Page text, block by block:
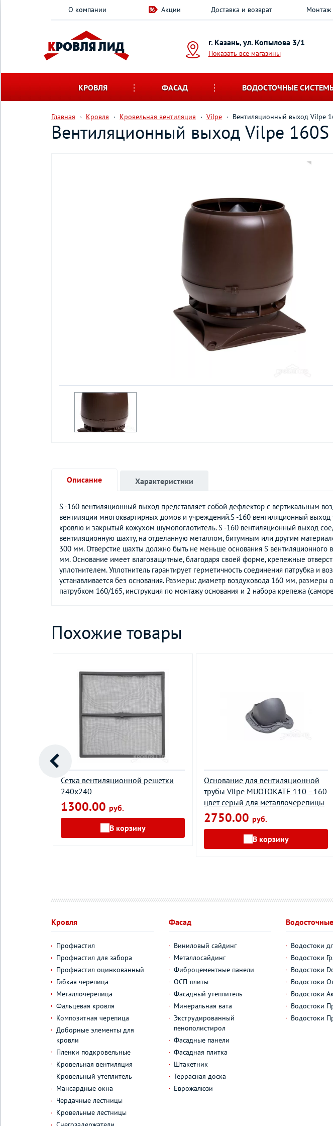
О компании Акции Доставка и возврат Монтаж
г. Казань, ул. Копылова 3/1
Показать все магазины
КРОВЛЯ ФАСАД ВОДОСТОЧНЫЕ
Главная Кровля Кровельная вентиляция Vilpe Вентиляционный выход Vilpe
Вентиляционный выход Vilpe
Описание
S -160 вентиляционный выход представляет собой дефлектор с вертикальным
вентиляции многоквартирных домов и учреждений.S -160 вентиляционный
кровлю и закрытый кожухом шумопоглотитель. S -160 вентиляционный выход
вентиляционную шахту, на отделанную металлом, битумным или другим
300 мм. Отверстие шахты должно быть не меньше основания S
мм. Основание имеет влагозащитные, благодаря своей форме, крепежные
уплотнителем. Уплотнитель гарантирует герметичность соединения патрубка и
устанавливается без основания. Размеры: диаметр воздуховода 160 мм,
патрубком 160/165, инструкция по монтажу основания и 2 набора крепежа
Характеристики
Похожие товары
Сетка вентиляционной решетки
240х240
1300.00 руб.
В корзину
Основание для вентиляционной
трубы Vilpe MUOTOKATE 110 –160
цвет серый для металлочерепицы
2750.00 руб.
В корзину
Кровля
Профнастил
Профнастил для забора
Профнастил оцинкованный
Гибкая черепица
Металлочерепица
Фальцевая кровля
Композитная черепица
Доборные элементы для
кровли
Пленки подкровельные
Кровельная вентиляция
Кровельный утеплитель
Мансардные окна
Чердачные лестницы
Кровельные лестницы
Фасад
Виниловый сайдинг
Металлосайдинг
Фиброцементные панели
ОСП-плиты
Фасадный утеплитель
Минеральная вата
Экструдированный
пенополистирол
Фасадные панели
Фасадная плитка
Штакетник
Террасная доска
Еврожалюзи
Водостоки
Водостоки
Водостоки
Водостоки
Водостоки
Водостоки
Водостоки